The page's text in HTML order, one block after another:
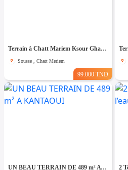
Terrain à Chatt Mariem Ksour Gharnata
Sousse , Chatt Meriem
99.000 TND
UN BEAU TERRAIN DE 489 m² A KANTAOUI